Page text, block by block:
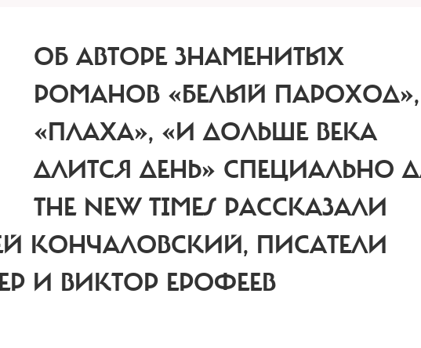
ОБ АВТОРЕ ЗНАМЕНИТЫХ
РОМАНОВ «БЕЛЫЙ ПАРОХОД»,
«ПЛАХА», «И ДОЛЬШЕ ВЕКА
ДЛИТСЯ ДЕНЬ» СПЕЦИАЛЬНО
THE NEW TIMES РАССКАЗАЛИ
КОНЧАЛОВСКИЙ, ПИСАТЕЛИ
И ВИКТОР ЕРОФЕЕВ